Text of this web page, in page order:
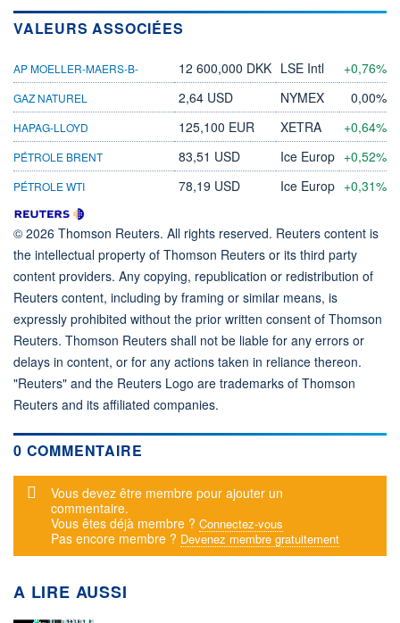
VALEURS ASSOCIÉES
AP MOELLER-MAERS-B- 12 600,000 DKK LSE Intl +0,76%
GAZ NATUREL 2,64 USD NYMEX 0,00%
HAPAG-LLOYD 125,100 EUR XETRA +0,64%
PÉTROLE BRENT 83,51 USD Ice Europ +0,52%
PÉTROLE WTI 78,19 USD Ice Europ +0,31%
© 2026 Thomson Reuters. All rights reserved. Reuters content is
the intellectual property of Thomson Reuters or its third party
content providers. Any copying, republication or redistribution of
Reuters content, including by framing or similar means, is
expressly prohibited without the prior written consent of Thomson
Reuters. Thomson Reuters shall not be liable for any errors or
delays in content, or for any actions taken in reliance thereon.
"Reuters" and the Reuters Logo are trademarks of Thomson
Reuters and its affiliated companies.
0 COMMENTAIRE
Message d'alerte
Vous devez être membre pour ajouter un
commentaire.
Vous êtes déjà membre ? Connectez-vous
Pas encore membre ? Devenez membre gratuitement
A LIRE AUSSI